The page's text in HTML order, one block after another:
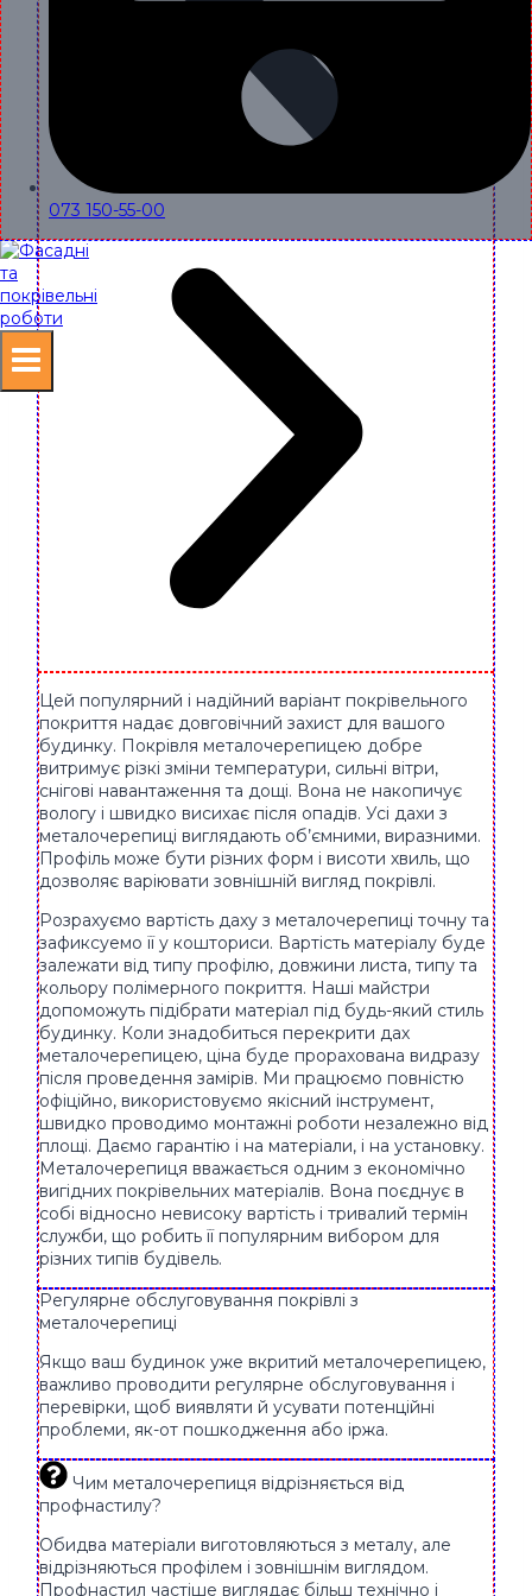
073 150-55-00
Цей популярний і надійний варіант покрівельного
покриття надає довговічний захист для вашого
будинку. Покрівля металочерепицею добре
витримує різкі зміни температури, сильні вітри,
снігові навантаження та дощі. Вона не накопичує
вологу і швидко висихає після опадів. Усі дахи з
металочерепиці виглядають об’ємними, виразними.
Профіль може бути різних форм і висоти хвиль, що
дозволяє варіювати зовнішній вигляд покрівлі.
Розрахуємо вартість даху з металочерепиці точну та
зафиксуемо її у кошториси. Вартість матеріалу буде
залежати від типу профілю, довжини листа, типу та
кольору полімерного покриття. Наші майстри
допоможуть підібрати матеріал під будь-який стиль
будинку. Коли знадобиться перекрити дах
металочерепицею, ціна буде прорахована видразу
пiсля проведення замірів. Ми працюємо повністю
офіційно, використовуємо якісний інструмент,
швидко проводимо монтажні роботи незалежно від
площі. Даємо гарантію і на матеріали, і на установку.
Металочерепиця вважається одним з економічно
вигідних покрівельних матеріалів. Вона поєднує в
собі відносно невисоку вартість і тривалий термін
служби, що робить її популярним вибором для
різних типів будівель.
Регулярне обслуговування покрівлі з
металочерепиці
Якщо ваш будинок уже вкритий металочерепицею,
важливо проводити регулярне обслуговування і
перевірки, щоб виявляти й усувати потенційні
проблеми, як-от пошкодження або іржа.
Чим металочерепиця відрізняється від
профнастилу?
Обидва матеріали виготовляються з металу, але
відрізняються профілем і зовнішнім виглядом.
Профнастил частіше виглядає більш технічно і